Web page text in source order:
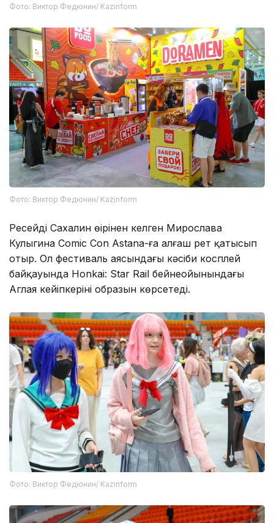
Фото: Виктор Федюнин/ Kazinform
Фото: Виктор Федюнин/ Kazinform
Ресейдің Сахалин өңірінен келген Мирослава
Кулыгина Comic Con Astana-ға алғаш рет қатысып
отыр. Ол фестиваль аясындағы кәсіби косплей
байқауында Honkai: Star Rail бейнеойынындағы
Аглая кейіпкерінің образын көрсетеді.
Фото: Виктор Федюнин/ Kazinform